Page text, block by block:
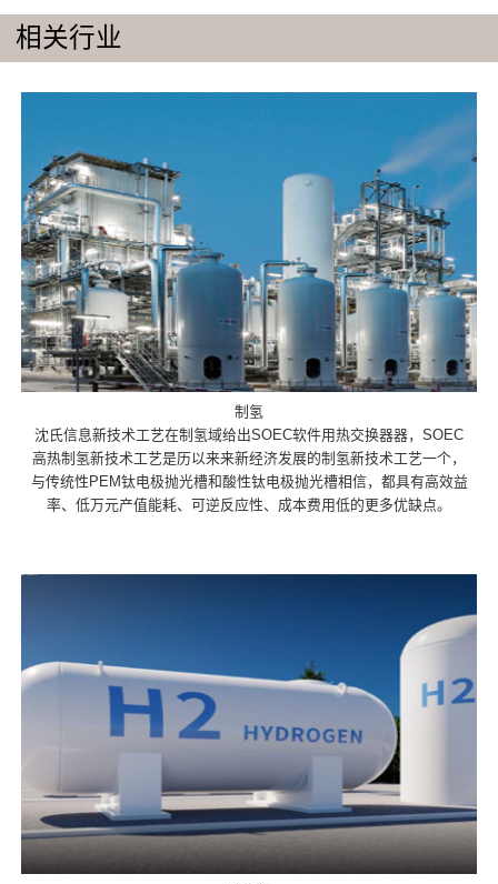
相关行业
制氢
沈氏信息新技术工艺在制氢域给出SOEC软件用热交换器器，SOEC
高热制氢新技术工艺是历以来来新经济发展的制氢新技术工艺一个，
与传统性PEM钛电极抛光槽和酸性钛电极抛光槽相信，都具有高效益
率、低万元产值能耗、可逆反应性、成本费用低的更多优缺点。